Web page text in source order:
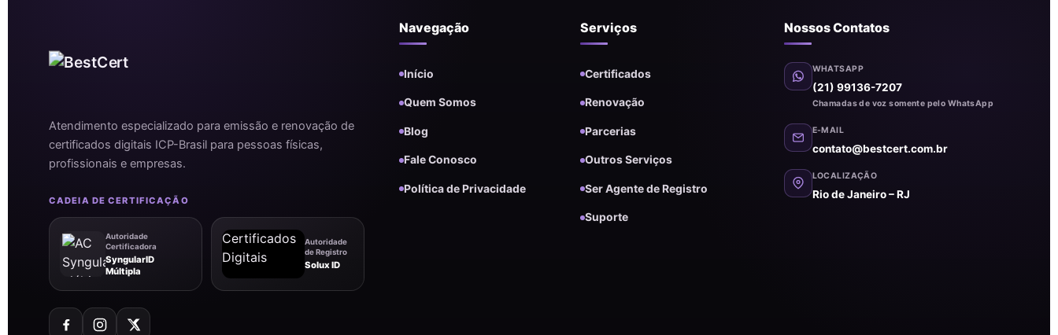
Atendimento especializado para emissão e renovação de
certificados digitais ICP-Brasil para pessoas físicas,
profissionais e empresas.
CADEIA DE CERTIFICAÇÃO
Autoridade
Certificadora
SyngularID
Múltipla
Autoridade
de Registro
Solux ID
Navegação
Início
Quem Somos
Blog
Fale Conosco
Política de Privacidade
Serviços
Certificados
Renovação
Parcerias
Outros Serviços
Ser Agente de Registro
Suporte
Nossos Contatos
WHATSAPP
(21) 99136-7207
Chamadas de voz somente pelo WhatsApp
E-MAIL
contato@bestcert.com.br
LOCALIZAÇÃO
Rio de Janeiro – RJ